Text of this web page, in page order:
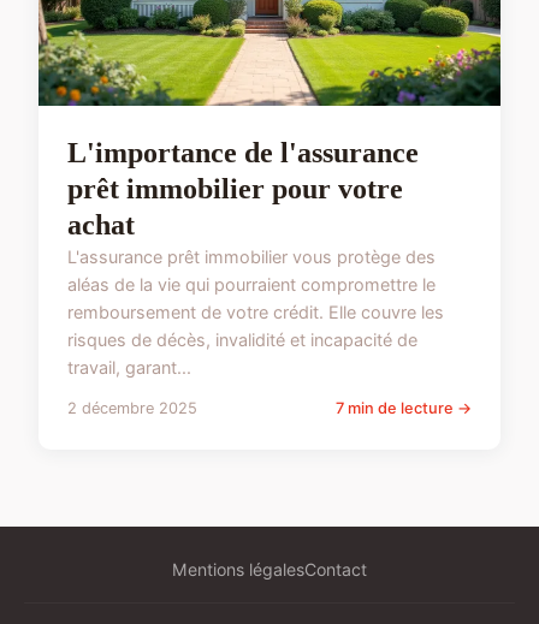
L'importance de l'assurance
prêt immobilier pour votre
achat
L'assurance prêt immobilier vous protège des
aléas de la vie qui pourraient compromettre le
remboursement de votre crédit. Elle couvre les
risques de décès, invalidité et incapacité de
travail, garant...
2 décembre 2025 7 min de lecture →
Mentions légalesContact